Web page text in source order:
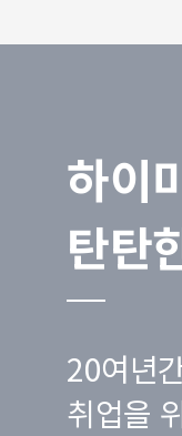
하이
탄탄
20여년
취업을